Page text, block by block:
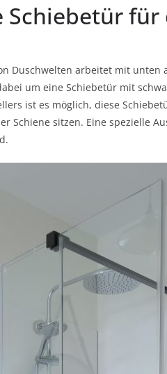
für
Duschwelten arbeitet mit
um eine Schiebetür mit
ist es möglich, diese
Schiene sitzen. Eine spezielle